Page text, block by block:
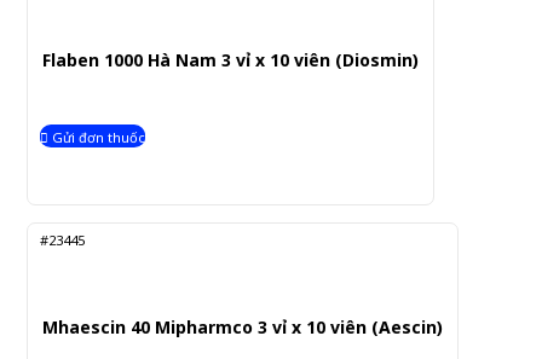
Flaben 1000 Hà Nam 3 vỉ x 10 viên (Diosmin)
Gửi đơn thuốc
#23445
Mhaescin 40 Mipharmco 3 vỉ x 10 viên (Aescin)